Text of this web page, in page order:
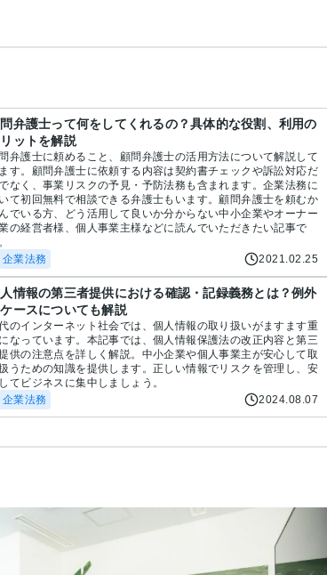
弁護士って何をしてくれるの？具体的な役割、利用の
リットを解説
弁護士に頼めること、顧問弁護士の活用方法について解説して
す。顧問弁護士に依頼する内容は契約書チェックや訴訟対応だ
なく、事業リスクの予見・予防法務も含まれます。企業法務に
て初回無料で相談できる弁護士もいます。顧問弁護士を頼むか
でいる方、どう活用して良いか分からない中小企業やオーナー
の経営者様、個人事業主様などに読んでいただきたい記事で
企業法務
2021.02.25
情報の第三者提供における確認・記録義務とは？例外
ースについても解説
のインターネット社会では、個人情報の取り扱いがますます重
なっています。本記事では、個人情報保護法の改正内容と第三
供の注意点を詳しく解説。中小企業や個人事業主が安心して取
うための知識を提供します。正しい情報でリスクを管理し、安
てビジネスに集中しましょう。
企業法務
2024.08.07